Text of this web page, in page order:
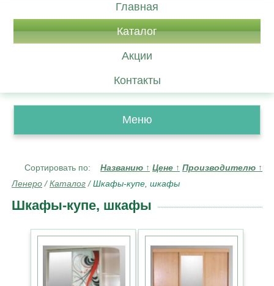
Главная
Каталог
Акции
Контакты
Меню
Сортировать по: Названию ↑ Цене ↑ Производителю ↑
Ленеро /Каталог /Шкафы-купе, шкафы
Шкафы-купе, шкафы